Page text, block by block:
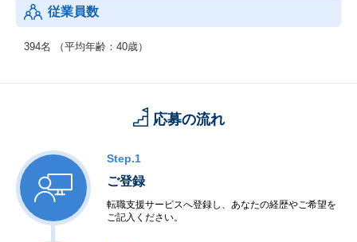
従業員数
394名 （平均年齢：40歳）
応募の流れ
Step.1
ご登録
転職支援サービスへ登録し、あなたの経歴やご希望を
ご記入ください。